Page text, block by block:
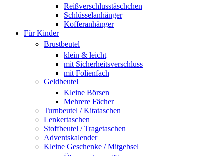
Reißverschlusstäschchen
Schlüsselanhänger
Kofferanhänger
Für Kinder
Brustbeutel
klein & leicht
mit Sicherheitsverschluss
mit Folienfach
Geldbeutel
Kleine Börsen
Mehrere Fächer
Turnbeutel / Kitataschen
Lenkertaschen
Stoffbeutel / Tragetaschen
Adventskalender
Kleine Geschenke / Mitgebsel